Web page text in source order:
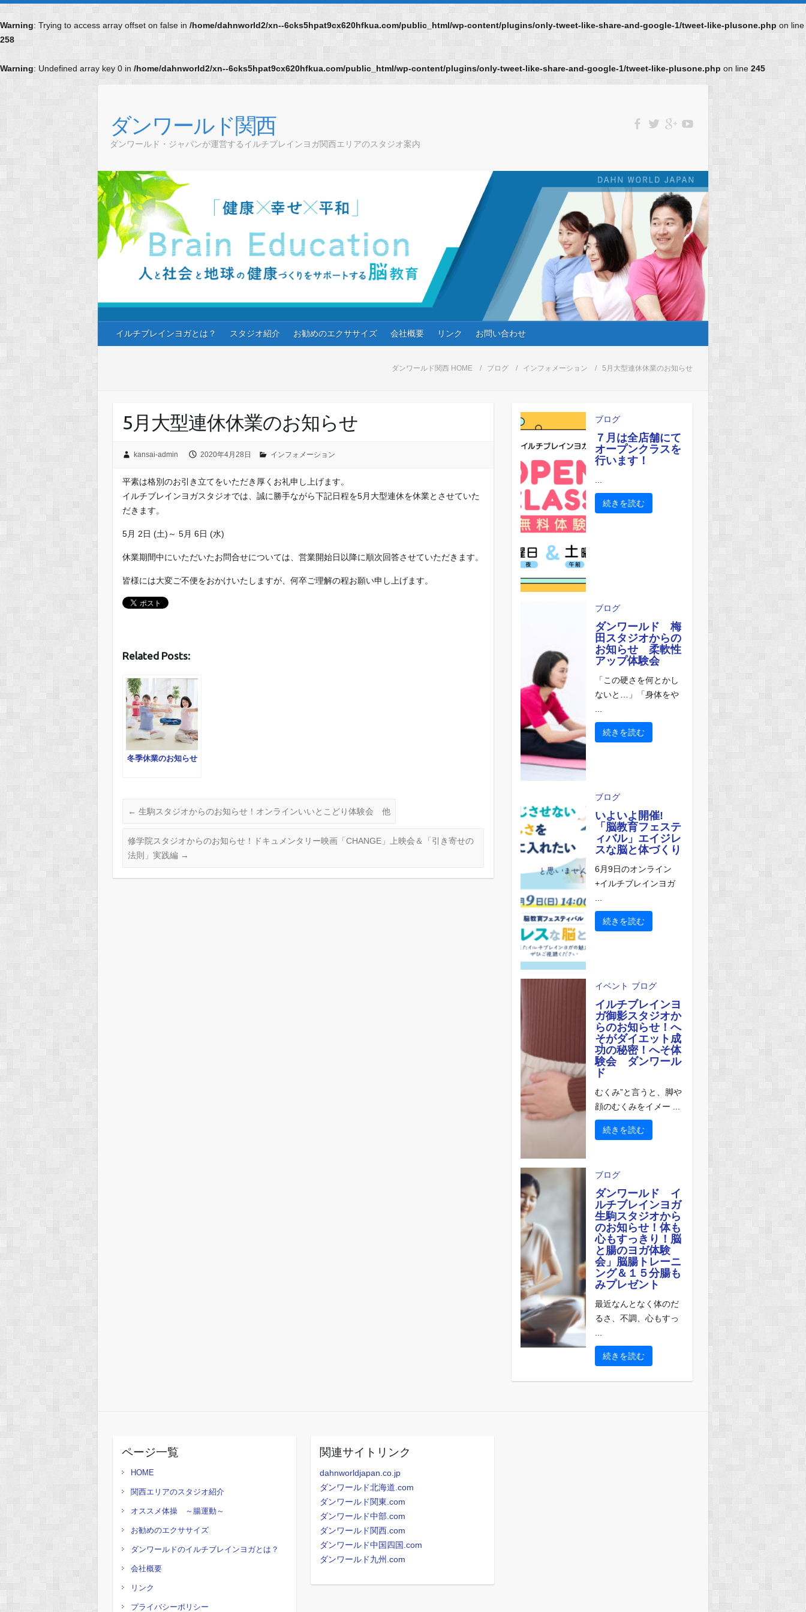
Warning: Trying to access array offset on false in /home/dahnworld2/xn--6cks5hpat9cx620hfkua.com/public_html/wp-content/plugins/only-tweet-like-share-and-google-1/tweet-like-plusone.php on line
258
Warning: Undefined array key 0 in /home/dahnworld2/xn--6cks5hpat9cx620hfkua.com/public_html/wp-content/plugins/only-tweet-like-share-and-google-1/tweet-like-plusone.php on line 245
Skip
ダンワールド関西
ダンワールド・ジャパンが運営するイルチブレインヨガ関西エリアのスタジオ案内
イルチブレインヨガとは？ スタジオ紹介 お勧めのエクササイズ 会社概要 リンク お問い合わせ
ダンワールド関西 HOME ブログ インフォメーション 5月大型連休休業のお知らせ
5月大型連休休業のお知らせ
kansai-admin 2020年4月28日 インフォメーション
平素は格別のお引き立てをいただき厚くお礼申し上げます。
イルチブレインヨガスタジオでは、誠に勝手ながら下記日程を5月大型連休を休業とさせていた
だきます。
5月 2日 (土)～ 5月 6日 (水)
休業期間中にいただいたお問合せについては、営業開始日以降に順次回答させていただきます。
皆様には大変ご不便をおかけいたしますが、何卒ご理解の程お願い申し上げます。
Related Posts:
冬季休業のお知らせ
← 生駒スタジオからのお知らせ！オンラインいいとこどり体験会 他
修学院スタジオからのお知らせ！ドキュメンタリー映画「CHANGE」上映会＆「引き寄せの
法則」実践編 →
ブログ
７月は全店舗にて
オープンクラスを
行います！
...
続きを読む
ブログ
ダンワールド 梅
田スタジオからの
お知らせ 柔軟性
アップ体験会
「この硬さを何とかし
ないと…」「身体をや
...
続きを読む
ブログ
いよいよ開催!
「脳教育フェステ
ィバル」エイジレ
スな脳と体づくり
6月9日のオンライン
+イルチブレインヨガ
...
続きを読む
イベント ブログ
イルチブレインヨ
ガ御影スタジオか
らのお知らせ！へ
そがダイエット成
功の秘密！へそ体
験会 ダンワール
ド
むくみ”と言うと、脚や
顔のむくみをイメー ...
続きを読む
ブログ
ダンワールド イ
ルチブレインヨガ
生駒スタジオから
のお知らせ！体も
心もすっきり！脳
と腸のヨガ体験
会」脳腸トレーニ
ング＆１５分腸も
みプレゼント
最近なんとなく体のだ
るさ、不調、心もすっ
...
続きを読む
ページ一覧
HOME
関西エリアのスタジオ紹介
オススメ体操 ～腸運動～
お勧めのエクササイズ
ダンワールドのイルチブレインヨガとは？
会社概要
リンク
プライバシーポリシー
関連サイトリンク
dahnworldjapan.co.jp
ダンワールド北海道.com
ダンワールド関東.com
ダンワールド中部.com
ダンワールド関西.com
ダンワールド中国四国.com
ダンワールド九州.com